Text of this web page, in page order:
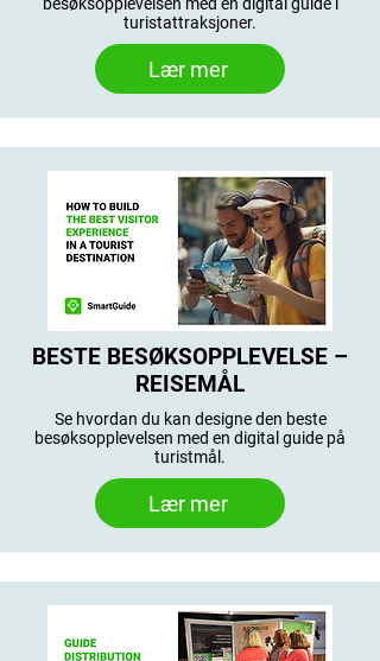
turistattraksjoner.
Lær mer
BESTE BESØKSOPPLEVELSE –
REISEMÅL
Se hvordan du kan designe den beste
besøksopplevelsen med en digital guide på
turistmål.
Lær mer